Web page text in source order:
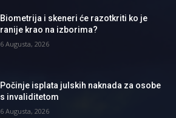
Biometrija i skeneri će razotkriti ko je
ranije krao na izborima?
6 Augusta, 2026
Počinje isplata julskih naknada za osobe
s invaliditetom
6 Augusta, 2026